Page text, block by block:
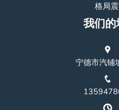
格局
我们的
宁德市汽铺